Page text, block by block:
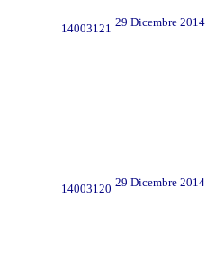
14003121 29 Dicembre 2014
14003120 29 Dicembre 2014